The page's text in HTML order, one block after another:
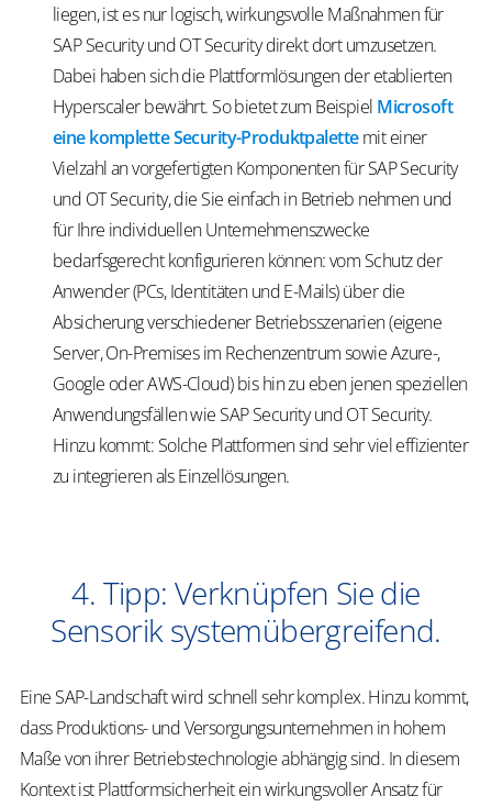
liegen, ist es nur logisch, wirkungsvolle Maßnahmen für
SAP Security und OT Security direkt dort umzusetzen.
Dabei haben sich die Plattformlösungen der etablierten
Hyperscaler bewährt. So bietet zum Beispiel Microsoft
eine komplette Security-Produktpalettemit einer
Vielzahl an vorgefertigten Komponenten für SAP Security
und OT Security, die Sie einfach in Betrieb nehmen und
für Ihre individuellen Unternehmenszwecke
bedarfsgerecht konfigurieren können: vom Schutz der
Anwender (PCs, Identitäten und E-Mails) über die
Absicherung verschiedener Betriebsszenarien (eigene
Server, On-Premises im Rechenzentrum sowie Azure-,
Google oder AWS-Cloud) bis hin zu eben jenen speziellen
Anwendungsfällen wie SAP Security und OT Security.
Hinzu kommt: Solche Plattformen sind sehr viel effizienter
zu integrieren als Einzellösungen.
4. Tipp: Verknüpfen Sie die
Sensorik systemübergreifend.
Eine SAP-Landschaft wird schnell sehr komplex. Hinzu kommt,
dass Produktions- und Versorgungsunternehmen in hohem
Maße von ihrer Betriebstechnologie abhängig sind. In diesem
Kontext ist Plattformsicherheit ein wirkungsvoller Ansatz für